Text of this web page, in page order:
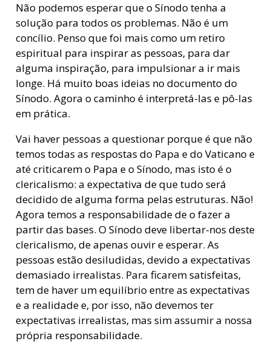
Não podemos esperar que o Sínodo tenha a
solução para todos os problemas. Não é um
concílio. Penso que foi mais como um retiro
espiritual para inspirar as pessoas, para dar
alguma inspiração, para impulsionar a ir mais
longe. Há muito boas ideias no documento do
Sínodo. Agora o caminho é interpretá-las e pô-las
em prática.
Vai haver pessoas a questionar porque é que não
temos todas as respostas do Papa e do Vaticano e
até criticarem o Papa e o Sínodo, mas isto é o
clericalismo: a expectativa de que tudo será
decidido de alguma forma pelas estruturas. Não!
Agora temos a responsabilidade de o fazer a
partir das bases. O Sínodo deve libertar-nos deste
clericalismo, de apenas ouvir e esperar. As
pessoas estão desiludidas, devido a expectativas
demasiado irrealistas. Para ficarem satisfeitas,
tem de haver um equilíbrio entre as expectativas
e a realidade e, por isso, não devemos ter
expectativas irrealistas, mas sim assumir a nossa
própria responsabilidade.